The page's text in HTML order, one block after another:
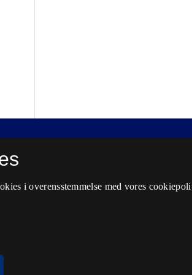
i overensstemmelse med vores